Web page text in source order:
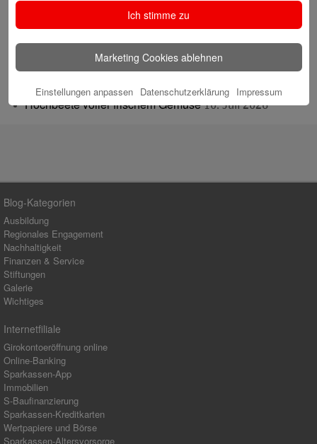
Tierische Erlebnisse, Bewegung und Begegnungen –
Zootag der Stadtsparkasse Augsburg begeistert rund
2.500 Besucherinnen und Besucher 22. Juli 2026
KNAXIADE in Schwaben geht in die Verlängerung
Hochbeete voller frischem Gemüse 10. Juli 2026
Blog-Kategorien
Ausbildung
Regionales Engagement
Nachhaltigkeit
Finanzen & Service
Stiftungen
Galerie
Wichtiges
Internetfiliale
Girokontoeröffnung online
Online-Banking
Sparkassen-App
Immobilien
S-Baufinanzierung
Sparkassen-Kreditkarten
Wertpapiere und Börse
Sparkassen-Altersvorsorge
Ich stimme zu
Marketing Cookies ablehnen
Einstellungen anpassen Datenschutzerklärung Impressum